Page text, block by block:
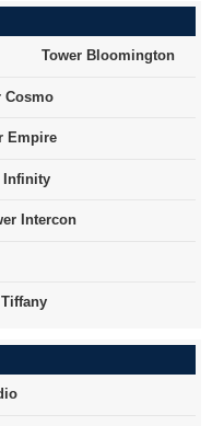
Tower Bloomington
Cosmo
Empire
Infinity
Intercon